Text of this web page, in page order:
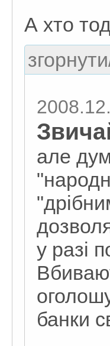
А хто
але
у разі
банки